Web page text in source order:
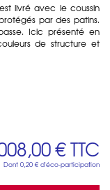
livré avec le coussin
par des patins.
Icic présenté en
de structure et
€TTC
Dont 0,20 € d'éco-participation